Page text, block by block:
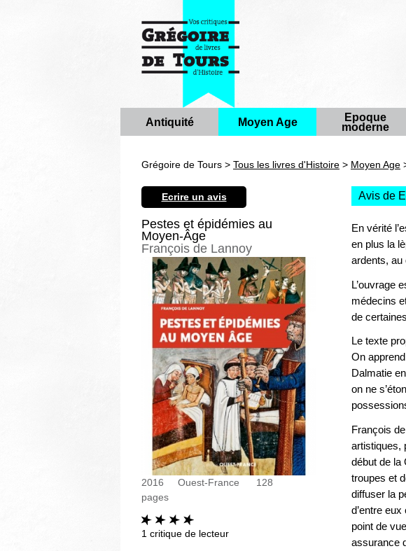
Antiquité Moyen Age
Epoque
moderne
Grégoire de Tours > Tous les livres d'Histoire > Moyen Age
Ecrire un avis
Pestes et épidémies au
Moyen-Âge
François de Lannoy
2016 Ouest-France
128
pages
1 critique de lecteur
Avis de
En vérité
en plus la
ardents, au
L’ouvrage
médecins
de
Le texte
On
Dalmatie
on ne
François
artistiques,
début de la
troupes et
diffuser la
d’entre
point de
assurance